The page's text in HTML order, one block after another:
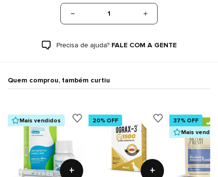
1
Precisa de ajuda? FALE COM A GENTE
Quem comprou, também curtiu
Mais vendidos
+
20% OFF
+
37% OFF
Mais